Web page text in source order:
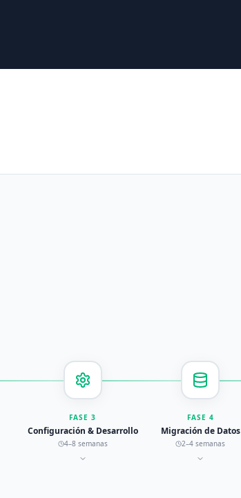
FASE3
Configuración & Desarrollo
4–8 semanas
FASE 4
Migración de Datos
2–4 semanas